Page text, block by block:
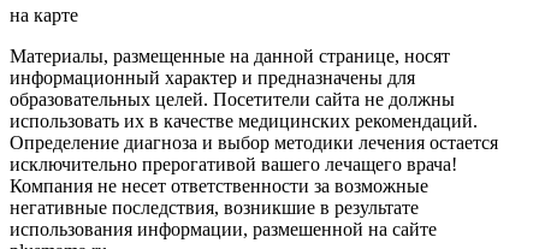
на карте
Материалы, размещенные на данной странице, носят
информационный характер и предназначены для
образовательных целей. Посетители сайта не должны
использовать их в качестве медицинских рекомендаций.
Определение диагноза и выбор методики лечения остается
исключительно прерогативой вашего лечащего врача!
Компания не несет ответственности за возможные
негативные последствия, возникшие в результате
использования информации, размешенной на сайте